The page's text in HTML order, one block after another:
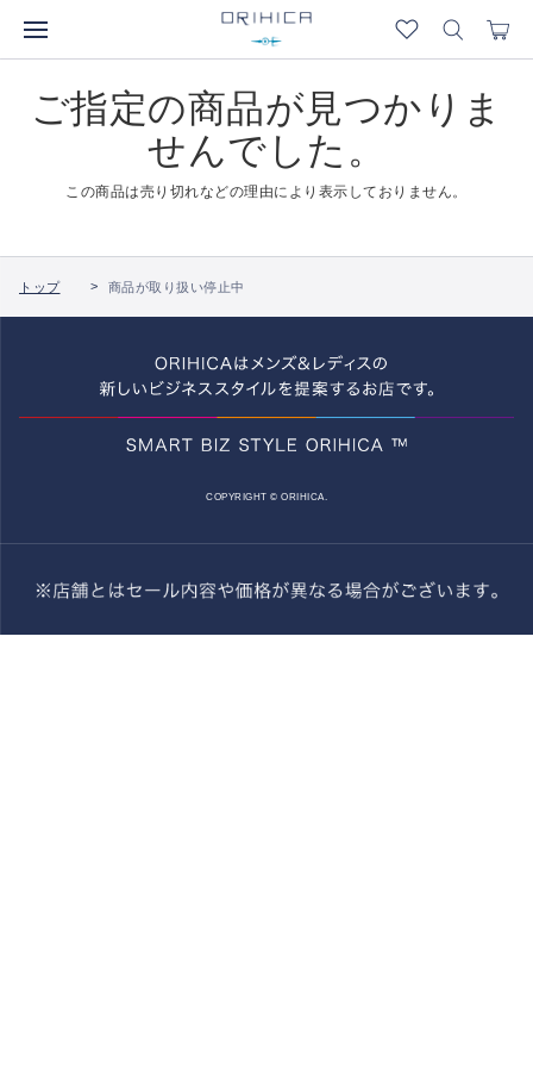
ご指定の商品が見つかりま
せんでした。
この商品は売り切れなどの理由により表示しておりません。
トップ 商品が取り扱い停止中
COPYRIGHT © ORIHICA.